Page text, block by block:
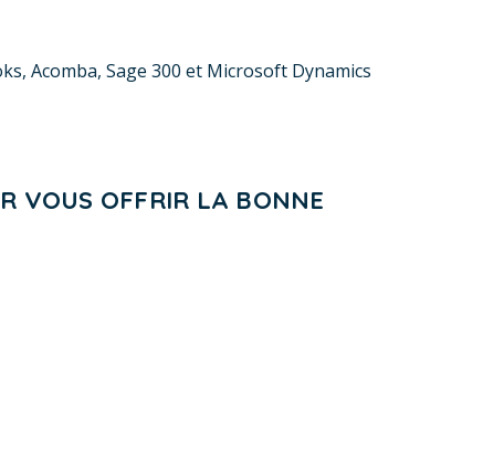
Acomba, Sage 300 et Microsoft Dynamics
VOUS OFFRIR LA BONNE